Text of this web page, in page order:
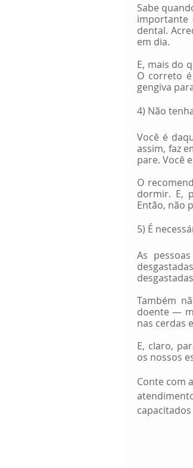
Sabe
importante
dental.
em dia.
E, mais do
O correto
gengiva
4) Não
Você é
assim, faz
pare. Você
O
dormir. E,
Então, não
5) É
As
Também
doente —
nas cerdas
E, claro,
os nossos
Conte com